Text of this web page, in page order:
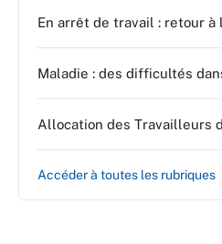
En arrêt de travail : retour
Maladie : des difficultés
Allocation des Travailleurs
Accéder à toutes les rubriques